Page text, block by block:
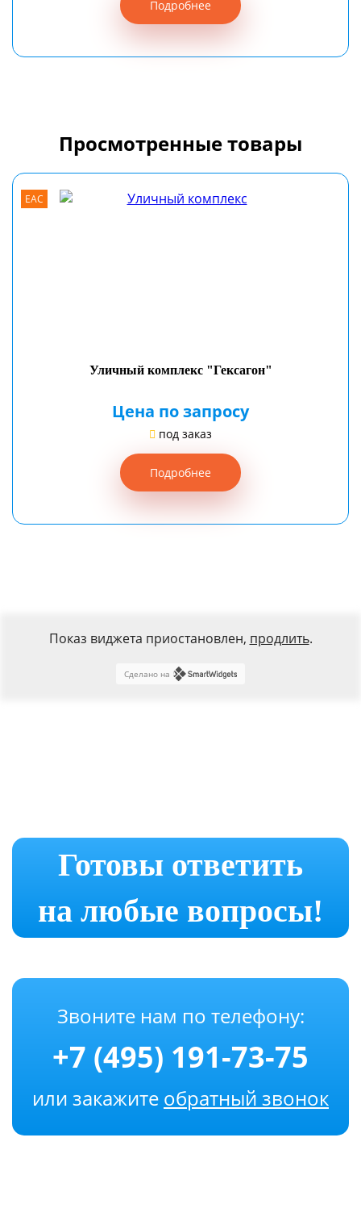
Подробнее
Просмотренные товары
EAC
Уличный комплекс "Гексагон"
Цена по запросу
под заказ
Подробнее
Показ виджета приостановлен, продлить.
Сделано на
Готовы ответить
на любые вопросы!
Звоните нам по телефону:
+7 (495) 191-73-75
или закажите обратный звонок